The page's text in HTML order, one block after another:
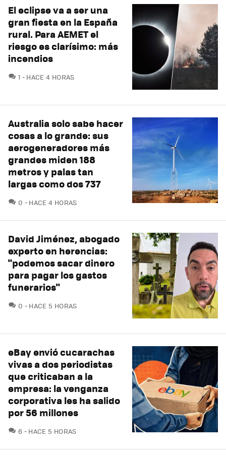
El eclipse va a ser una
gran fiesta en la España
rural. Para AEMET el
riesgo es clarísimo: más
incendios
1 COMENTARIOS
HACE 4 HORAS
Australia solo sabe hacer
cosas a lo grande: sus
aerogeneradores más
grandes miden 188
metros y palas tan
largas como dos 737
0 COMENTARIOS
HACE 4 HORAS
David Jiménez, abogado
experto en herencias:
"podemos sacar dinero
para pagar los gastos
funerarios"
0 COMENTARIOS
HACE 5 HORAS
eBay envió cucarachas
vivas a dos periodistas
que criticaban a la
empresa: la venganza
corporativa les ha salido
por 56 millones
6 COMENTARIOS
HACE 5 HORAS